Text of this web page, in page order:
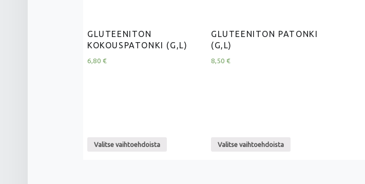
GLUTEENITON
KOKOUSPATONKI (G,L)
6,80 €
Valitse vaihtoehdoista
GLUTEENITON PATONKI
(G,L)
8,50 €
Valitse vaihtoehdoista